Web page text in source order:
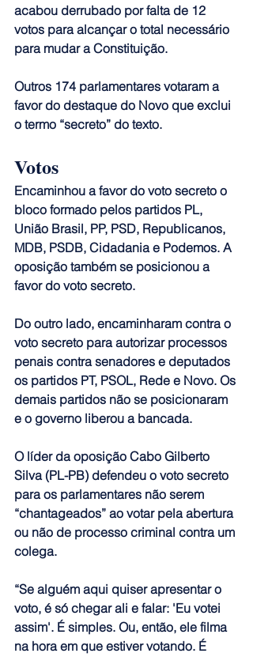
acabou derrubado por falta de 12
votos para alcançar o total necessário
para mudar a Constituição.
Outros 174 parlamentares votaram a
favor do destaque do Novo que exclui
o termo “secreto” do texto.
Votos
Encaminhou a favor do voto secreto o
bloco formado pelos partidos PL,
União Brasil, PP, PSD, Republicanos,
MDB, PSDB, Cidadania e Podemos. A
oposição também se posicionou a
favor do voto secreto.
Do outro lado, encaminharam contra o
voto secreto para autorizar processos
penais contra senadores e deputados
os partidos PT, PSOL, Rede e Novo. Os
demais partidos não se posicionaram
e o governo liberou a bancada.
O líder da oposição Cabo Gilberto
Silva (PL-PB) defendeu o voto secreto
para os parlamentares não serem
“chantageados” ao votar pela abertura
ou não de processo criminal contra um
colega.
“Se alguém aqui quiser apresentar o
voto, é só chegar ali e falar: 'Eu votei
assim'. É simples. Ou, então, ele filma
na hora em que estiver votando. É